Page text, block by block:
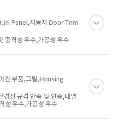
,In-Panel,자동차 Door Trim
충격성 우수,가공성 우수
컨 부품,그릴,Housing
성 규격 만족 및 인증,내열
성 우수,가공성 우수